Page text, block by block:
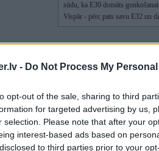
- Do Not Process My
opt-out of the sale, sharing to third
for targeted advertising by us,
selection. Please note that after your
interest-based ads based on
to third parties prior to your
sūdu, ka E30 domāts
Vispār - pērc pats savu E32 un
laikam sunu sudus saedies busi,
nekad neesmu atzinis un tvicis uz
un tu sanaci vislielakais lohs saja
samainit citu apaksu neka turpinat
ta ka no stress..